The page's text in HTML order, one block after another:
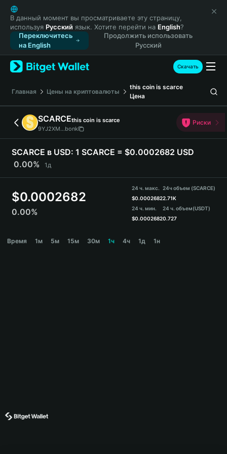
English
日本語
Tiếng Việt
Русский
Español (Latinoamérica)
Türkçe
Français
Deutsch
简体中文
繁體中文
Português (Portugal)
Bahasa Indonesia
ภาษาไทย
हिन्दी
Español
Português (Brasil)
В данный момент вы просматриваете эту страницу,
используя Русский язык. Хотите перейти на English?
Переключитесь
на English
Продолжить использовать
Русский
Скачать
Главная Цены на криптовалюты
this coin is scarce
Цена
SCARCEthis coin is scarce
9YJ2XM...bonk
Риски
SCARCE в USD: 1 SCARCE = $0.0002682 USD
0.00%
1д
$0.0002682
0.00%
24 ч. макс.
$0.0002682
24 ч. мин.
$0.0002682
24ч объем (SCARCE)
2.71K
24 ч. объем(USDT)
0.727
Время 1м 5м 15м 30м 1ч 4ч 1д 1н